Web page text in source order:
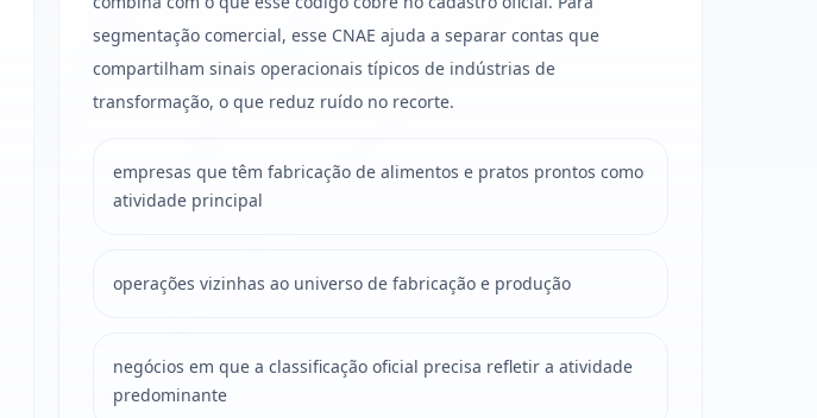
segmentação comercial, esse CNAE ajuda a separar contas que
compartilham sinais operacionais típicos de indústrias de
transformação, o que reduz ruído no recorte.
empresas que têm fabricação de alimentos e pratos prontos como
atividade principal
operações vizinhas ao universo de fabricação e produção
negócios em que a classificação oficial precisa refletir a atividade
predominante